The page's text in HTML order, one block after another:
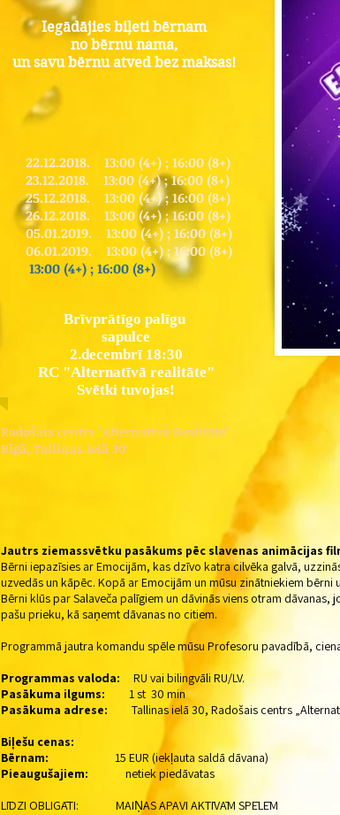
Iegādājies biļeti bērnam
no bērnu nama,
un savu bērnu atved bez maksas!
22.12.2018. 13:00 (4+) ; 16:00 (8+)
23.12.2018. 13:00 (4+) ; 16:00 (8+)
25.12.2018. 13:00 (4+) ; 16:00 (8+)
26.12.2018. 13:00 (4+) ; 16:00 (8+)
05.01.2019. 13:00 (4+) ; 16:00 (8+)
06.01.2019. 13:00 (4+) ; 16:00 (8+)
13:00 (4+) ; 16:00 (8+)
Brīvprātīgo palīgu
sapulce
2.decembrī 18:30
RC "Alternatīvā realitāte"
Svētki tuvojas!
Radošais centrs "Alternatīvā Realitāte"
Rīgā, Tallinas ielā 30
Jautrs ziemassvētku pasākums pēc slavenas animācijas
Bērni iepazīsies ar Emocijām, kas dzīvo katra cilvēka galvā,
uzvedās un kāpēc. Kopā ar Emocijām un mūsu zinātniekiem
Bērni klūs par Salaveča palīgiem un dāvinās viens otram
pašu prieku, kā saņemt dāvanas no citiem.
Programmā jautra komandu spēle mūsu Profesoru pavadībā,
Programmas valoda:
RU vai bilingvāli RU/LV.
Pasākuma ilgums:
1 st 30 min
Pasākuma adrese: Tallinas ielā 30, Radošais centrs
Biļešu cenas:
Bērnam:
15 EUR (iekļauta saldā dāvana)
Pieaugušajiem:
netiek piedāvatas
LĪDZI OBLIGĀTI: MAIŅAS APAVI AKTĪVĀM SPĒLĒM